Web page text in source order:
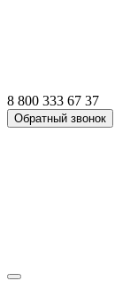
8 800 333 67 37
Обратный звонок